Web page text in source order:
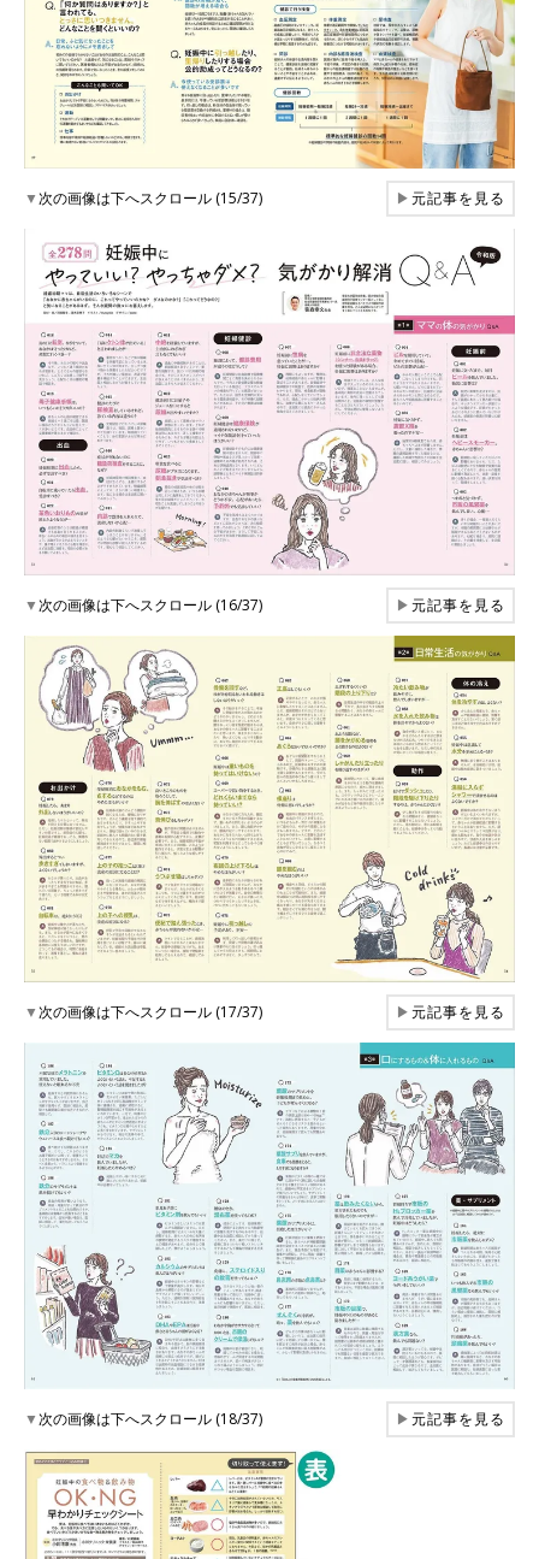
▼次の画像は下へスクロール (15/37) ▶元記事を見る
▼次の画像は下へスクロール (16/37) ▶元記事を見る
▼次の画像は下へスクロール (17/37) ▶元記事を見る
▼次の画像は下へスクロール (18/37) ▶元記事を見る